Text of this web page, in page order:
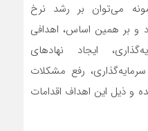
می‌توان بر رشد نرخ
و بر همین اساس، اهدافی
ایجاد نهادهای
سرمایه‌گذاری، رفع مشکلات
و ذیل این اهداف اقدامات